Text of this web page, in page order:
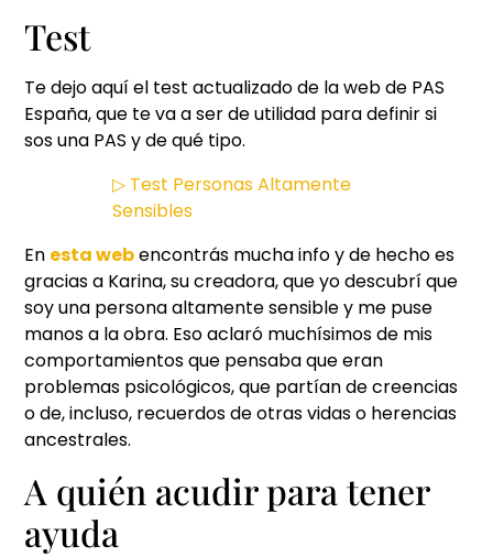
Test
Te dejo aquí el test actualizado de la web de PAS
España, que te va a ser de utilidad para definir si
sos una PAS y de qué tipo.
▷ Test Personas Altamente
Sensibles
En esta webencontrás mucha info y de hecho es
gracias a Karina, su creadora, que yo descubrí que
soy una persona altamente sensible y me puse
manos a la obra. Eso aclaró muchísimos de mis
comportamientos que pensaba que eran
problemas psicológicos, que partían de creencias
o de, incluso, recuerdos de otras vidas o herencias
ancestrales.
A quién acudir para tener
ayuda